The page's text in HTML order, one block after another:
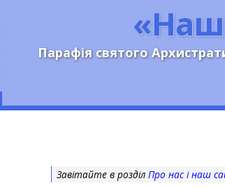
Парафія святого
Завітайте в розділ Про нас і наш